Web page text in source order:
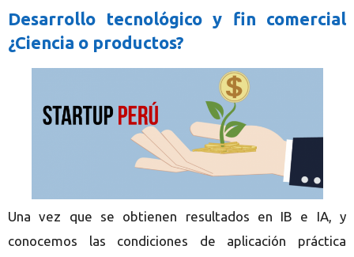
Desarrollo tecnológico y fin comercial
¿Ciencia o productos?
Una vez que se obtienen resultados en IB e IA, y
conocemos las condiciones de aplicación práctica